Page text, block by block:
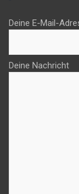
Deine E-Mail-
Deine Nachricht